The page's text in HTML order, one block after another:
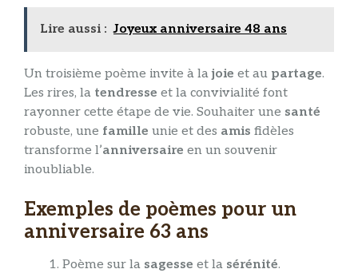
Lire aussi : Joyeux anniversaire 48 ans
Un troisième poème invite à la joie et au partage.
Les rires, la tendresse et la convivialité font
rayonner cette étape de vie. Souhaiter une santé
robuste, une famille unie et des amis fidèles
transforme l’anniversaire en un souvenir
inoubliable.
Exemples de poèmes pour un
anniversaire 63 ans
Poème sur la sagesse et la sérénité.